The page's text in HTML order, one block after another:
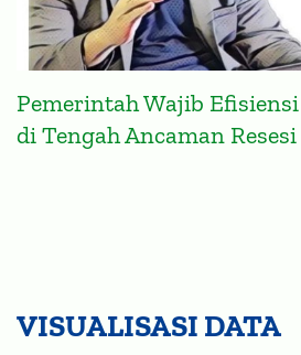
Pemerintah Wajib Efisiensi
di Tengah Ancaman Resesi